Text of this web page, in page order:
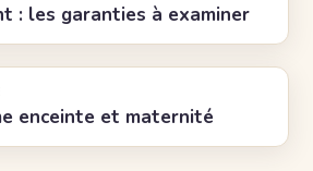
: les garanties à examiner
enceinte et maternité